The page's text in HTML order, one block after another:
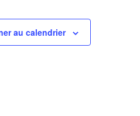
au calendrier